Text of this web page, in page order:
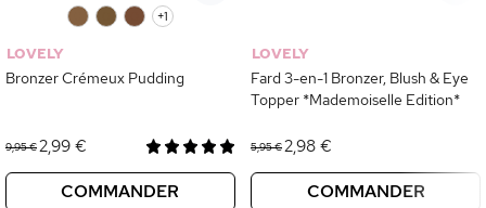
+1
LOVELY
Bronzer Crémeux Pudding
9,95 €2,99 €
COMMANDER
LOVELY
Fard 3-en-1 Bronzer, Blush & Eye
Topper *Mademoiselle Edition*
5,95 €2,98 €
COMMANDER